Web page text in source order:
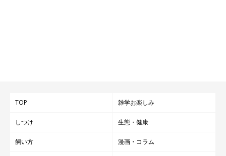
TOP 雑学お楽しみ
しつけ 生態・健康
飼い方 漫画・コラム